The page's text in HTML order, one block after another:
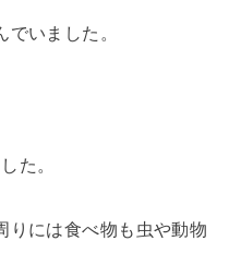
いました。
た。
りには食べ物も虫や動物